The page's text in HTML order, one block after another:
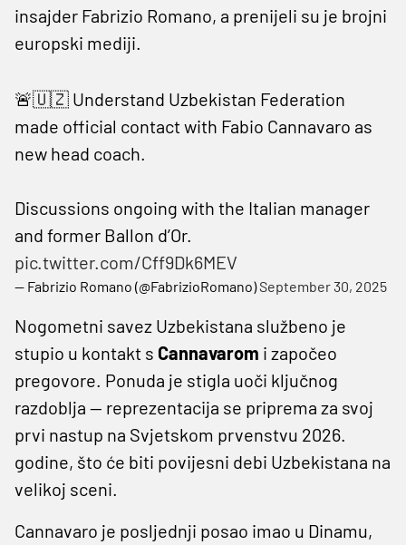
insajder Fabrizio Romano, a prenijeli su je brojni
europski mediji.
🚨🇺🇿 Understand Uzbekistan Federation
made official contact with Fabio Cannavaro as
new head coach.
Discussions ongoing with the Italian manager
and former Ballon d’Or.
pic.twitter.com/Cff9Dk6MEV
— Fabrizio Romano (@FabrizioRomano)September 30, 2025
Nogometni savez Uzbekistana službeno je
stupio u kontakt s Cannavarom i započeo
pregovore. Ponuda je stigla uoči ključnog
razdoblja — reprezentacija se priprema za svoj
prvi nastup na Svjetskom prvenstvu 2026.
godine, što će biti povijesni debi Uzbekistana na
velikoj sceni.
Cannavaro je posljednji posao imao u Dinamu,